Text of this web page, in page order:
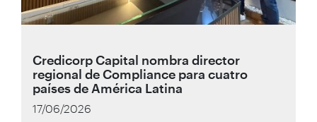
Credicorp Capital nombra director
regional de Compliance para cuatro
países de América Latina
17/06/2026